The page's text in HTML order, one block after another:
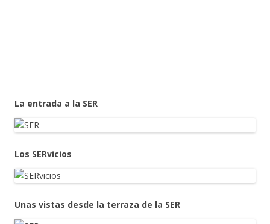
La entrada a la SER
Los SERvicios
Unas vistas desde la terraza de la SER